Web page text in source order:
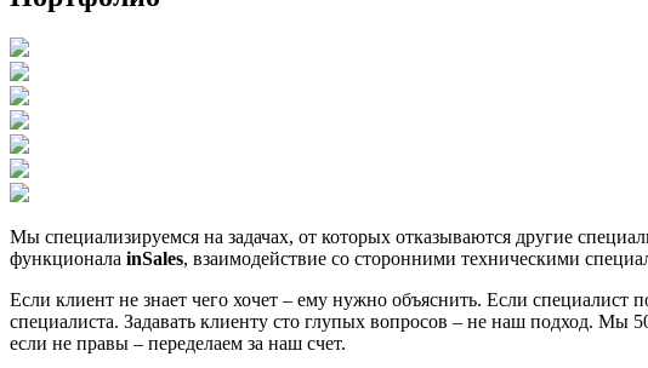
Мы специализируемся на задачах, от которых отказываются другие
функционала inSales, взаимодействие со сторонними техническими
Если клиент не знает чего хочет – ему нужно объяснить. Если специалист
специалиста. Задавать клиенту сто глупых вопросов – не наш подход. Мы
если не правы – переделаем за наш счет.